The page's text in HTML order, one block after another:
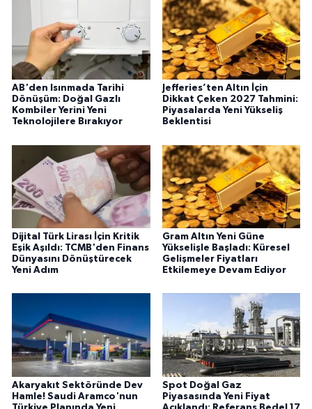
AB'den Isınmada Tarihi
Dönüşüm: Doğal Gazlı
Kombiler Yerini Yeni
Teknolojilere Bırakıyor
Jefferies’ten Altın İçin
Dikkat Çeken 2027 Tahmini:
Piyasalarda Yeni Yükseliş
Beklentisi
Dijital Türk Lirası İçin Kritik
Eşik Aşıldı: TCMB'den Finans
Dünyasını Dönüştürecek
Yeni Adım
Gram Altın Yeni Güne
Yükselişle Başladı: Küresel
Gelişmeler Fiyatları
Etkilemeye Devam Ediyor
Akaryakıt Sektöründe Dev
Hamle! Saudi Aramco'nun
Spot Doğal Gaz
Piyasasında Yeni Fiyat